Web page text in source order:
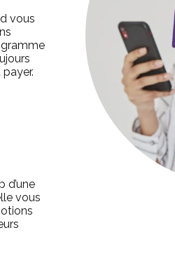
vous
d’une
vous